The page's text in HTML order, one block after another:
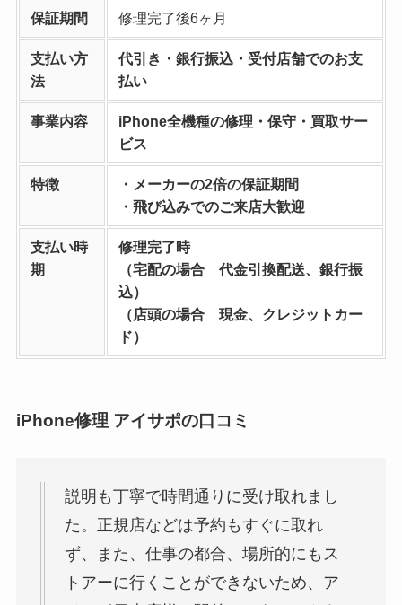
保証期間 修理完了後6ヶ月
支払い方
法
代引き・銀行振込・受付店舗でのお支
払い
事業内容
iPhone全機種の修理・保守・買取サー
ビス
特徴
・メーカーの2倍の保証期間
・飛び込みでのご来店大歓迎
支払い時
期
修理完了時
（宅配の場合 代金引換配送、銀行振
込）
（店頭の場合 現金、クレジットカー
ド）
iPhone修理 アイサポの口コミ
説明も丁寧で時間通りに受け取れまし
た。正規店などは予約もすぐに取れ
ず、また、仕事の都合、場所的にもス
トアーに行くことができないため、ア